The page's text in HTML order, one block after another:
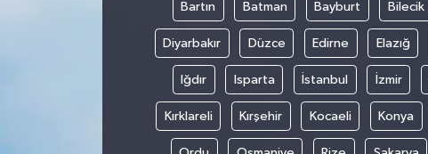
Bartın Batman Bayburt Bilecik
Diyarbakır Düzce Edirne Elazığ
Iğdır Isparta İstanbul İzmir
Kırklareli Kırşehir Kocaeli Konya